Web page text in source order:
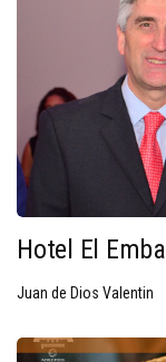
Hotel El
Juan de Dios Valentin